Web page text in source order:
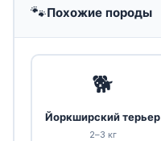
🐾Похожие породы
🐕
Йоркширский терьер
2–3 кг